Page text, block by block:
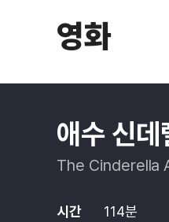
영화
애수 신데
The Cinderella
시간
114분